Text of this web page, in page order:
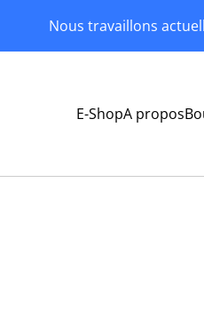
Nous travaillons
E-ShopA propos